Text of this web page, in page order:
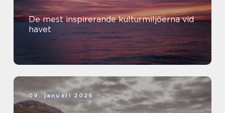
De mest inspirerande kulturmiljöerna vid
havet
09. januari 2026